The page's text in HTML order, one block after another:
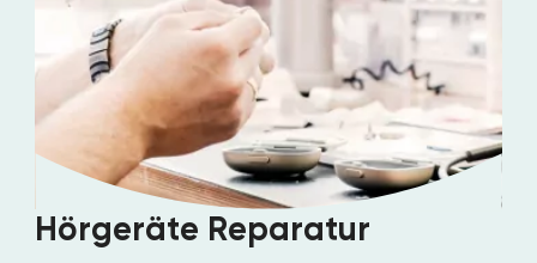
Hörgeräte Reparatur